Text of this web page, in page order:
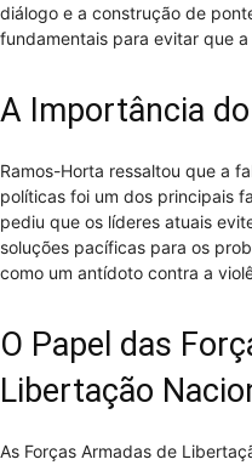
diálogo e a construção de
fundamentais para evitar que
A Importância
Ramos-Horta ressaltou que a
políticas foi um dos principais
pediu que os líderes atuais
soluções pacíficas para os
como um antídoto contra a
O Papel das
Libertação
As Forças Armadas de